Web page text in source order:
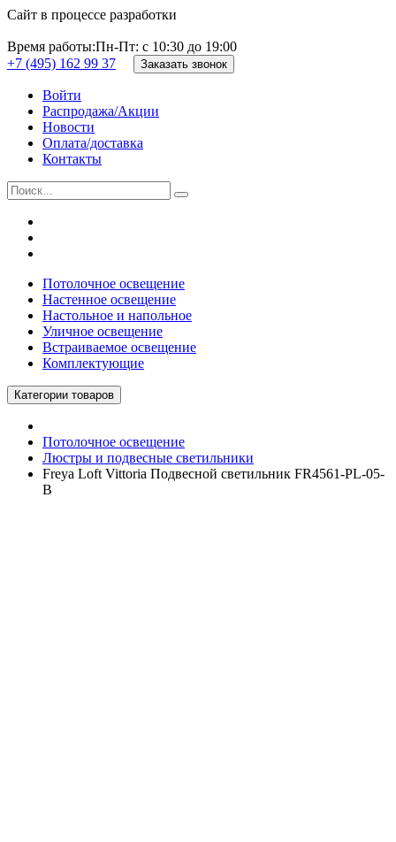
Сайт в процессе разработки
Время работы:Пн-Пт: с 10:30 до 19:00
+7 (495) 162 99 37
Заказать звонок
Войти
Распродажа/Акции
Новости
Оплата/доставка
Контакты
Потолочное освещение
Настенное освещение
Настольное и напольное
Уличное освещение
Встраиваемое освещение
Комплектующие
Категории товаров
Потолочное освещение
Люстры и подвесные светильники
Freya Loft Vittoria Подвесной светильник FR4561-PL-05-
B